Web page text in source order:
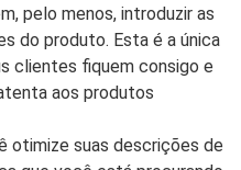
pelo menos, introduzir as
do produto. Esta é a única
clientes fiquem consigo e
aos produtos
otimize suas descrições de